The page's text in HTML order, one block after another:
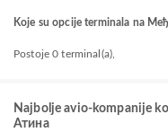
Koje su opcije terminala na
Postoje 0 terminal(a),
Najbolje avio-kompanije
Атина